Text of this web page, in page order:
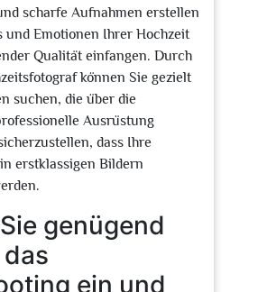
scharfe Aufnahmen erstellen
und Emotionen Ihrer Hochzeit
Qualität einfangen. Durch
können Sie gezielt
suchen, die über die
Ausrüstung
dass Ihre
erstklassigen Bildern
genügend
ein und